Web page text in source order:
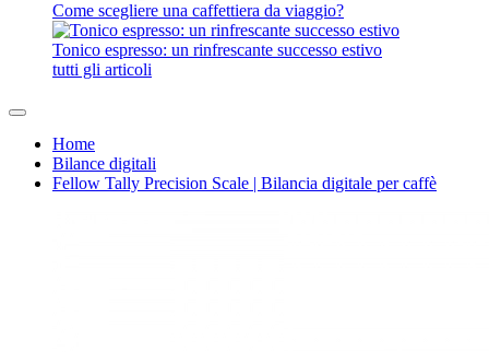
Come scegliere una caffettiera da viaggio?
Tonico espresso: un rinfrescante successo estivo
tutti gli articoli
Home
Bilance digitali
Fellow Tally Precision Scale | Bilancia digitale per caffè